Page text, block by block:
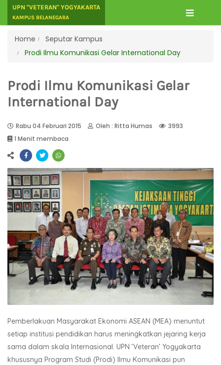
UPN "VETERAN" YOGYAKARTA
KAMPUS BELANEGARA
Home
Seputar Kampus
Prodi Ilmu Komunikasi Gelar International Day
Prodi Ilmu Komunikasi Gelar
International Day
Rabu 04 Februari 2015 Oleh : Ritta Humas
3993
1 Menit membaca
Pemberlakuan Masyarakat Ekonomi ASEAN (MEA) menuntut
setiap institusi pendidikan harus meningkatkan jejaring kerja
sama dalam skala Internasional. UPN ‘Veteran’ Yogyakarta
khususnya Program Studi (Prodi) Ilmu Komunikasi pun